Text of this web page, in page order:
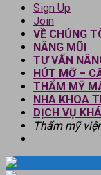
Sign Up
Join
VỀ CHÚNG
NÂNG MŨI
TƯ VẤN
HÚT MỠ –
THẨM MỸ
NHA KHOA
DỊCH VỤ
Thẩm mỹ